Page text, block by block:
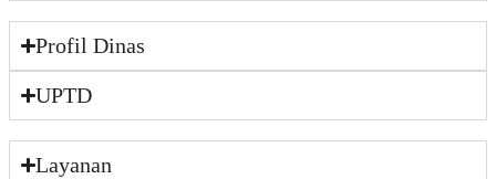
Profil Dinas
UPTD
Layanan